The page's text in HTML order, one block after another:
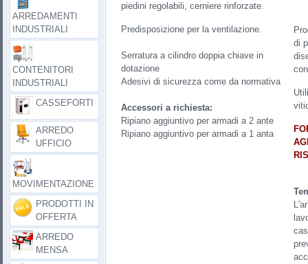
piedini regolabili, cerniere rinforzate.
Predisposizione per la ventilazione.
Serratura a cilindro doppia chiave in
dotazione
Adesivi di sicurezza come da normativa
Accessori a richiesta:
Ripiano aggiuntivo per armadi a 2 ante
Ripiano aggiuntivo per armadi a 1 anta
di
ARREDAMENTI
INDUSTRIALI
CONTENITORI
INDUSTRIALI
CASSEFORTI
ARREDO
UFFICIO
MOVIMENTAZIONE
PRODOTTI IN
OFFERTA
ARREDO
MENSA